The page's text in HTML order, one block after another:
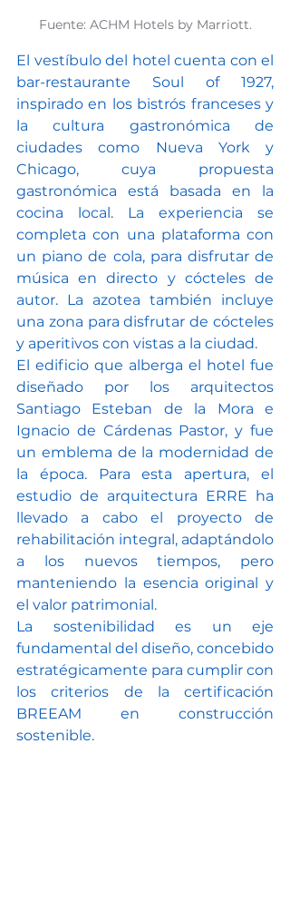
Fuente: ACHM Hotels by Marriott.
El vestíbulo del hotel cuenta con el
bar-restaurante Soul of 1927,
inspirado en los bistrós franceses y
la cultura gastronómica de
ciudades como Nueva York y
Chicago, cuya propuesta
gastronómica está basada en la
cocina local. La experiencia se
completa con una plataforma con
un piano de cola, para disfrutar de
música en directo y cócteles de
autor. La azotea también incluye
una zona para disfrutar de cócteles
y aperitivos con vistas a la ciudad.
El edificio que alberga el hotel fue
diseñado por los arquitectos
Santiago Esteban de la Mora e
Ignacio de Cárdenas Pastor, y fue
un emblema de la modernidad de
la época. Para esta apertura, el
estudio de arquitectura ERRE ha
llevado a cabo el proyecto de
rehabilitación integral, adaptándolo
a los nuevos tiempos, pero
manteniendo la esencia original y
el valor patrimonial.
La sostenibilidad es un eje
fundamental del diseño, concebido
estratégicamente para cumplir con
los criterios de la certificación
BREEAM en construcción
sostenible.